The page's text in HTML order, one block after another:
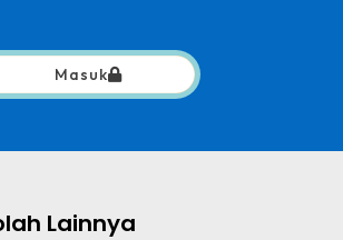
Masuk
Lainnya